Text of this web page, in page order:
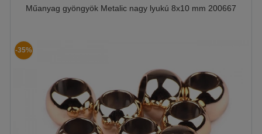
Műanyag gyöngyök Metalic nagy lyukú 8x10 mm 200667
-35%